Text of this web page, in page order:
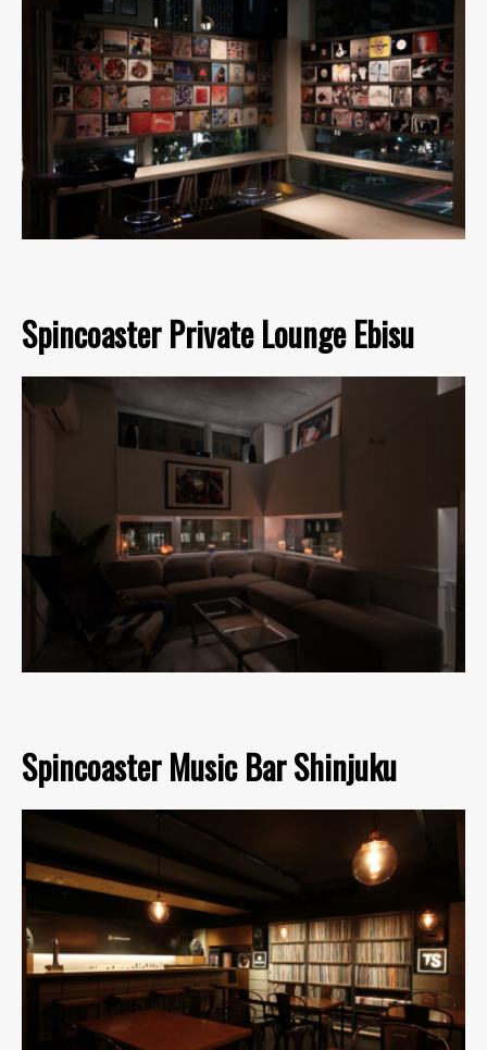
Spincoaster Private Lounge Ebisu
Spincoaster Music Bar Shinjuku